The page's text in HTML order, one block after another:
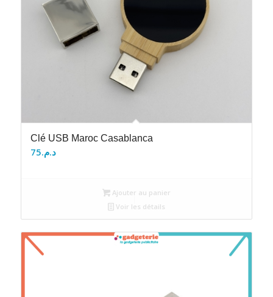
Clé USB Maroc Casablanca
د.م.75
Ajouter au panier
Voir les détails